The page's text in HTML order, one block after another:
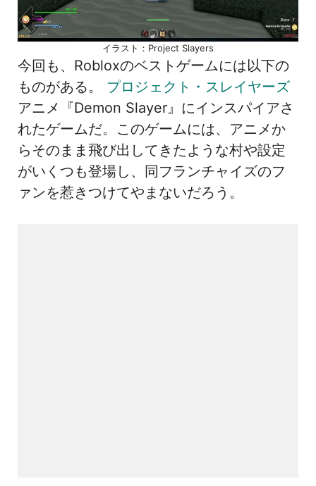
イラスト：Project Slayers
今回も、Robloxのベストゲームには以下の
ものがある。 プロジェクト・スレイヤーズ
アニメ『Demon Slayer』にインスパイアさ
れたゲームだ。このゲームには、アニメか
らそのまま飛び出してきたような村や設定
がいくつも登場し、同フランチャイズのフ
ァンを惹きつけてやまないだろう。